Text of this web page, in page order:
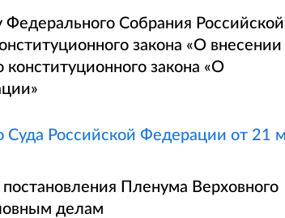
Собрания Российской
закона «О внесении
закона «О
Суда Российской Федерации от 21
Пленума Верховного
делам